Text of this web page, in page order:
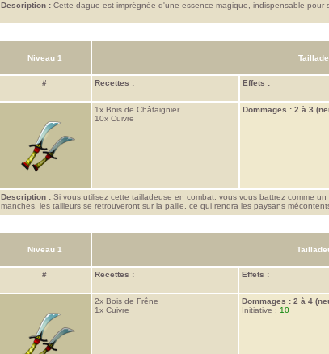
Description : Cette dague est imprégnée d'une essence magique, indispensable pour
Niveau 1
# Recettes : Effets :
1x Bois de Châtaignier
10x Cuivre
Dommages : 2 à 3
Description : Si vous utilisez cette tailladeuse en combat, vous vous battrez comme
manches, les tailleurs se retrouveront sur la paille, ce qui rendra les paysans
Niveau 1
# Recettes : Effets :
2x Bois de Frêne
1x Cuivre
Dommages : 2 à 4
Initiative : 10